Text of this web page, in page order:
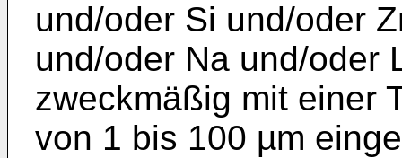
und/oder Si und/oder
und/oder Na und/oder
zweckmäßig mit einer
von 1 bis 100 µm